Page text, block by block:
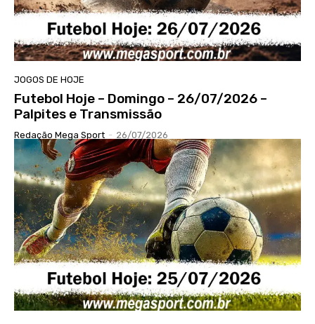
JOGOS DE HOJE
Futebol Hoje – Domingo – 26/07/2026 –
Palpites e Transmissão
Redação Mega Sport - 26/07/2026